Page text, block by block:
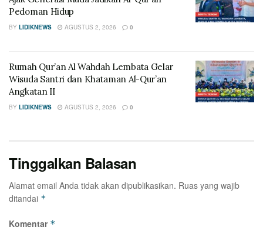
Pedoman Hidup
BY LIDIKNEWS AGUSTUS 2, 2026 0
Rumah Qur’an Al Wahdah Lembata Gelar
Wisuda Santri dan Khataman Al-Qur’an
Angkatan II
BY LIDIKNEWS AGUSTUS 2, 2026 0
Tinggalkan Balasan
Alamat email Anda tidak akan dipublikasikan. Ruas yang wajib
ditandai *
Komentar *